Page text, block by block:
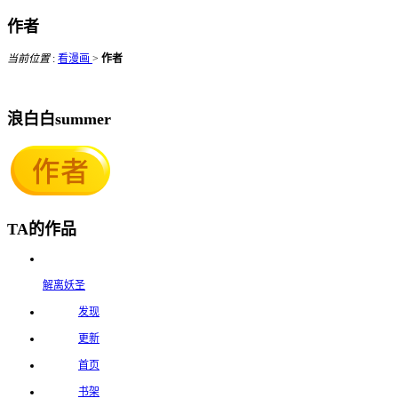
作者
当前位置: 看漫画 > 作者
浪白白summer
TA的作品
解离妖圣
发现
更新
首页
书架